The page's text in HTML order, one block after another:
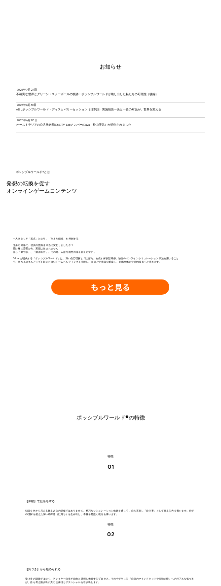
お知らせ
2026年7月27日
不確実な世界とグリーン・スノーボールの軌跡：ポッシブルワールドが映し出した私たちの可能性（後編）
2026年6月30日
6月_ポッシブルワールド・ディスカバリーセッション（日本語）実施報告ーあと一歩の対話が、世界を変える
2026年6月18日
オーストラリアの公共放送局SBSでP-Labメンバーのaya（松山亜弥）が紹介されました
もっと見る
ポッシブルワールド®の特徴
特徴
01
【体験】で肚落ちする
知識を外から与える教え込みの研修ではありません。精巧なシミュレーション体験を通して、自ら直面し「自分事」として捉える力を養います。頭で
の理解を超えた深い納得感（肚落ち）を生み出し、本質を見抜く視点を養います。
特徴
02
【気づき】から始められる
受け身の講義ではなく、プレイヤー自身が自由に選択し挑戦するプロセス。その中で生じる「自分のマインドセットや行動の癖」へのリアルな気づき
が、自ら考え動き出す真の主体性とポテンシャルを引き出します。
ポッシブルワールド®とは
発想の転換を促す
オンラインゲームコンテンツ
一人ひとりが「起点」となり、「生きた組織」を共創する
従来の研修で、社員の意識は本当に変わりましたか？
受け身の姿勢から、変容は生まれません
自ら「気づき」、「動き出す」。その時、人は可能性の扉を開くのです。
P-Labが提供する「ポッシブルワールド」は、深い自己理解と「肚落ち」を促す体験型研修。独自のオンラインシミュレーション手法を用いること
で、単なるスキルアップを超えた強いチームビルディングを実現し、自分ごと意識を醸成し、組織全体の持続的成長へと導きます。